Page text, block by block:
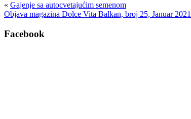
« Gajenje sa autocvetajućim semenom
Objava magazina Dolce Vita Balkan, broj 25, Januar 2021
Facebook